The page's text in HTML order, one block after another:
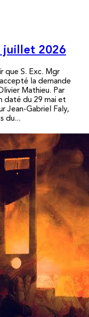
juillet 2026
que S. Exc. Mgr
accepté la demande
Mathieu. Par
daté du 29 mai et
Jean-Gabriel Faly,
du...